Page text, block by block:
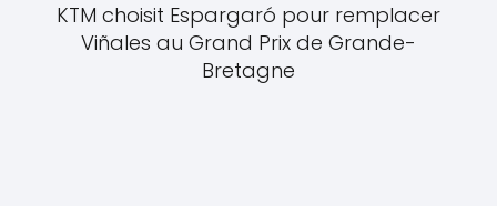
KTM choisit Espargaró pour remplacer
Viñales au Grand Prix de Grande-
Bretagne